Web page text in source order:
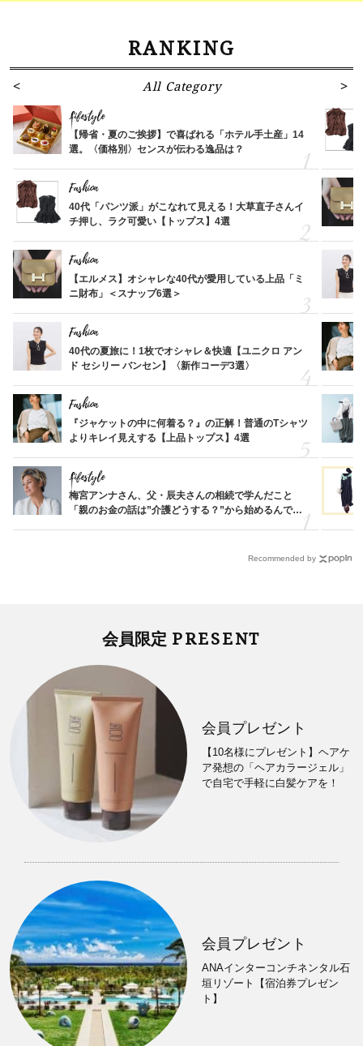
RANKING
All Category
Lifestyle
【帰省・夏のご挨拶】で喜ばれる「ホテル手土産」14
選。〈価格別〉センスが伝わる逸品は？
Fashion
40代「パンツ派」がこなれて見える！大草直子さんイ
チ押し、ラク可愛い【トップス】4選
Fashion
【エルメス】オシャレな40代が愛用している上品「ミ
ニ財布」＜スナップ6選＞
Fashion
40代の夏旅に！1枚でオシャレ＆快適【ユニクロ アン
ド セシリー バンセン】〈新作コーデ3選〉
Fashion
『ジャケットの中に何着る？』の正解！普通のTシャツ
よりキレイ見えする【上品トップス】4選
Lifestyle
梅宮アンナさん、父・辰夫さんの相続で学んだこと
「親のお金の話は”介護どうする？”から始めるんで
Recommended by
会員限定 PRESENT
会員プレゼント
【10名様にプレゼント】ヘアケ
ア発想の「ヘアカラージェル」
で自宅で手軽に白髪ケアを！
会員プレゼント
ANAインターコンチネンタル石
垣リゾート【宿泊券プレゼン
ト】